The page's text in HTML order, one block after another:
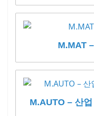
M.MAT
M.AUTO – 산